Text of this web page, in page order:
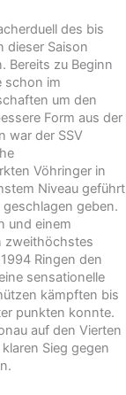
des bis
dieser Saison
Bereits zu Beginn
schon im
um den
Form aus der
war der SSV
Vöhringer in
Niveau geführt
geben.
und einem
zweithöchstes
Ringen den
sensationelle
kämpften bis
punkten konnte.
auf den Vierten
Sieg gegen